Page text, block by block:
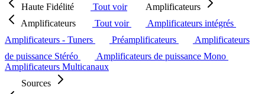
Haute Fidélité
Tout voir
Amplificateurs
Amplificateurs
Tout voir
Amplificateurs intégrés
Amplificateurs - Tuners
Préamplificateurs
Amplificateurs
de puissance Stéréo
Amplificateurs de puissance Mono
Amplificateurs Multicanaux
Sources